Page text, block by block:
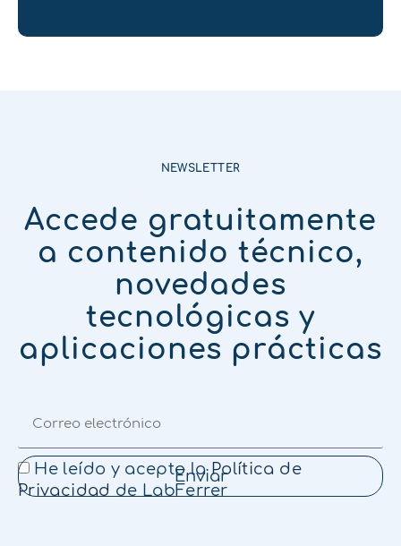
NEWSLETTER
Accede gratuitamente
a contenido técnico,
novedades
tecnológicas y
aplicaciones prácticas
He leído y acepto laPolítica de
Privacidad de LabFerrer
Enviar